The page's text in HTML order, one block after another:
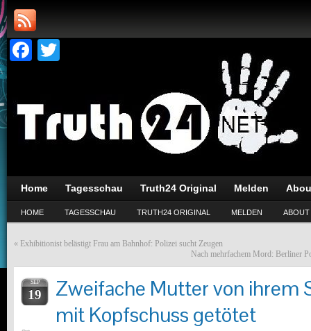
Facebook
Home Tagesschau Truth24 Original Melden
HOME TAGESSCHAU TRUTH24 ORIGINAL MELDEN ABOUT
« Exhibitionist belästigt Frau am Bahnhof: Polizei sucht Zeugen
Nach mehrfachem Mord: Berliner
SEP
19
Zweifache Mutter von ihrem
mit Kopfschuss getötet